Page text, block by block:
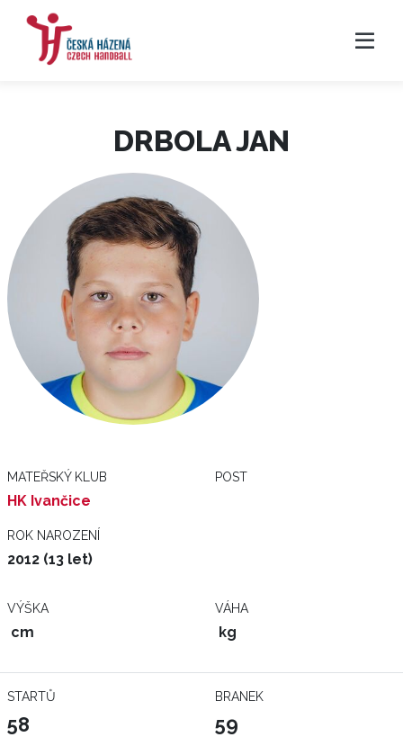
DRBOLA JAN
MATEŘSKÝ KLUB
HK Ivančice
POST
ROK NAROZENÍ
2012 (13 let)
VÝŠKA
cm
VÁHA
kg
STARTŮ
58
BRANEK
59